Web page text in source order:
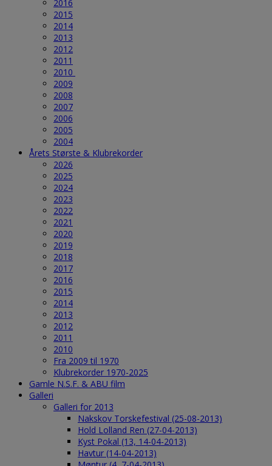
2016
2015
2014
2013
2012
2011
2010
2009
2008
2007
2006
2005
2004
Årets Største & Klubrekorder
2026
2025
2024
2023
2022
2021
2020
2019
2018
2017
2016
2015
2014
2013
2012
2011
2010
Fra 2009 til 1970
Klubrekorder 1970-2025
Gamle N.S.F. & ABU film
Galleri
Galleri for 2013
Nakskov Torskefestival (25-08-2013)
Hold Lolland Ren (27-04-2013)
Kyst Pokal (13, 14-04-2013)
Havtur (14-04-2013)